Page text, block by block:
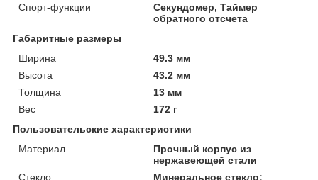
Спорт-функции
Секундомер, Таймер
обратного отсчета
Габаритные размеры
Ширина
49.3 мм
Высота
43.2 мм
Толщина
13 мм
Вес
172 г
Пользовательские характеристики
Материал
Прочный корпус из
нержавеющей стали
Стекло
Минеральное стекло: